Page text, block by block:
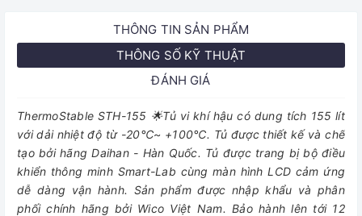
THÔNG TIN SẢN PHẨM
THÔNG SỐ KỸ THUẬT
ĐÁNH GIÁ
ThermoStable STH-155 🌟Tủ vi khí hậu có dung tích 155 lít
với dải nhiệt độ từ -20℃~ +100℃. Tủ được thiết kế và chế
tạo bởi hãng Daihan - Hàn Quốc. Tủ được trang bị bộ điều
khiển thông minh Smart-Lab cùng màn hình LCD cảm ứng
dễ dàng vận hành. Sản phẩm được nhập khẩu và phân
phối chính hãng bởi Wico Việt Nam. Bảo hành lên tới 12